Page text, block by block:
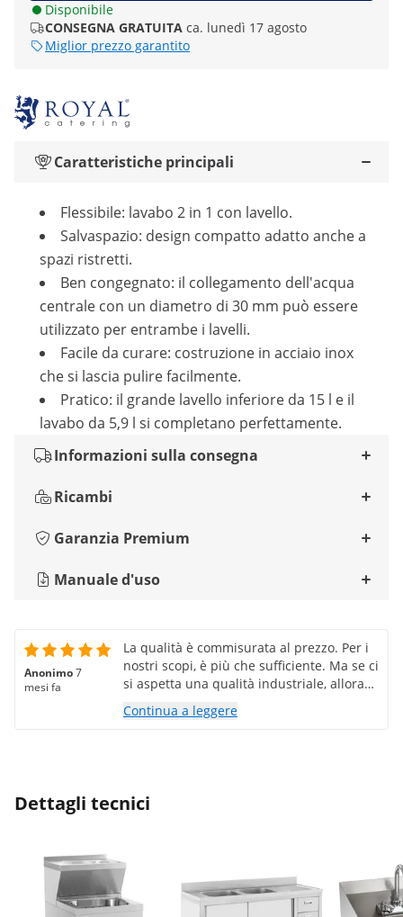
Disponibile
CONSEGNA GRATUITA ca. lunedì 17 agosto
Miglior prezzo garantito
Caratteristiche principali
Flessibile: lavabo 2 in 1 con lavello.
Salvaspazio: design compatto adatto anche a
spazi ristretti.
Ben congegnato: il collegamento dell'acqua
centrale con un diametro di 30 mm può essere
utilizzato per entrambe i lavelli.
Facile da curare: costruzione in acciaio inox
che si lascia pulire facilmente.
Pratico: il grande lavello inferiore da 15 l e il
lavabo da 5,9 l si completano perfettamente.
Informazioni sulla consegna
Ricambi
Garanzia Premium
Manuale d'uso
Anonimo7
mesi fa
La qualità è commisurata al prezzo. Per i
nostri scopi, è più che sufficiente. Ma se ci
si aspetta una qualità industriale, allora
questo non è il prodotto giusto.
Continua a leggere
Dettagli tecnici